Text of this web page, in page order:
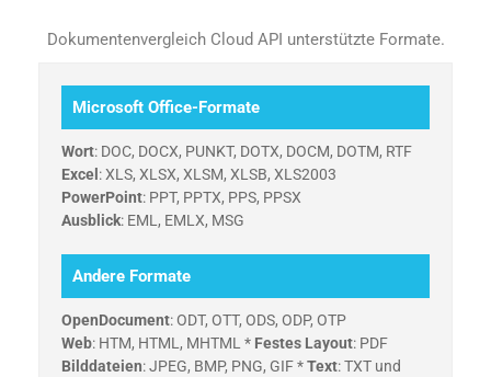
Dokumentenvergleich Cloud API unterstützte Formate.
Microsoft Office-Formate
Wort: DOC, DOCX, PUNKT, DOTX, DOCM, DOTM, RTF
Excel : XLS, XLSX, XLSM, XLSB, XLS2003
PowerPoint: PPT, PPTX, PPS, PPSX
Ausblick: EML, EMLX, MSG
Andere Formate
OpenDocument: ODT, OTT, ODS, ODP, OTP
Web: HTM, HTML, MHTML * Festes Layout: PDF
Bilddateien: JPEG, BMP, PNG, GIF *Text: TXT und